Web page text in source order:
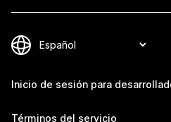
Inicio de sesión para
Términos del servicio